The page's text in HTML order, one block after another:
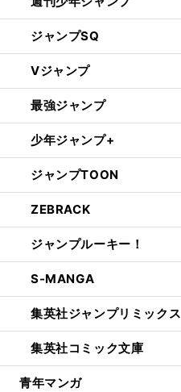
ジャンプSQ
Vジャンプ
最強ジャンプ
少年ジャンプ+
ジャンプTOON
ZEBRACK
ジャンプルーキー！
S-MANGA
集英社ジャンプリミックス
集英社コミック文庫
青年マンガ